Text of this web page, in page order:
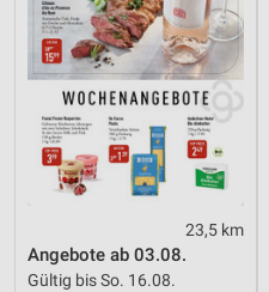
23,5 km
Angebote ab 03.08.
Gültig bis So. 16.08.